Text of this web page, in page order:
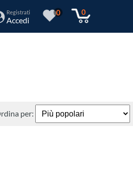
Registrati
Accedi
0 0
per: